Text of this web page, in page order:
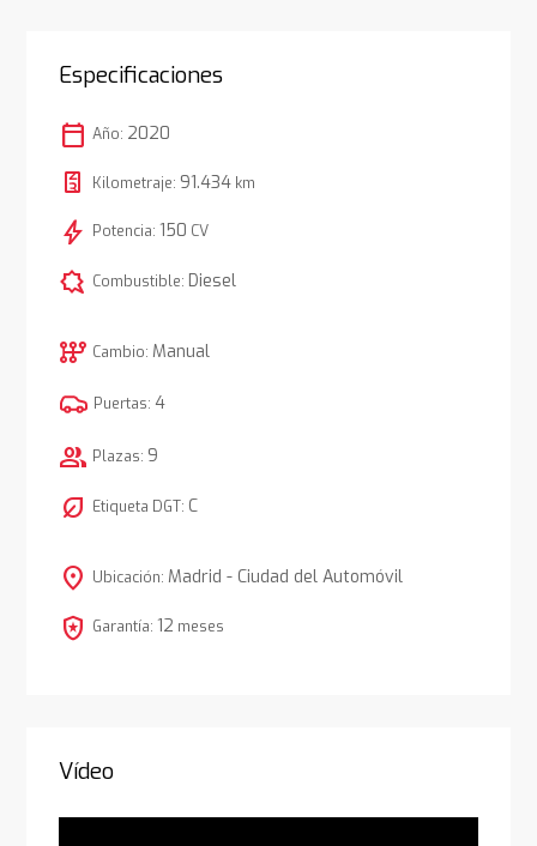
Especificaciones
calendar_today Año: 2020
Kilometraje: 91.434km
bolt Potencia: 150 CV
comic_bubble Combustible: Diesel
auto_transmission Cambio: Manual
Puertas: 4
group Plazas: 9
nest_eco_leaf Etiqueta DGT: C
location_on Ubicación: Madrid - Ciudad del Automóvil
local_police Garantía: 12 meses
Vídeo